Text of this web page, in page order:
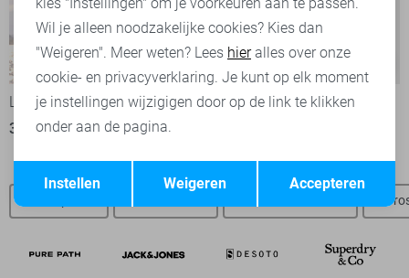
-50%
Lerros Polo
30,00 59,99
PME legend Polo
Terug Opslaan
Wil je alleen noodzakelijke cookies? Kies dan
"Weigeren". Meer weten? Lees hieralles over onze
cookie- en privacyverklaring. Je kunt op elk moment
je instellingen wijzigigen door op de link te klikken
onder aan de pagina.
Accepteren
Weigeren
Instellen